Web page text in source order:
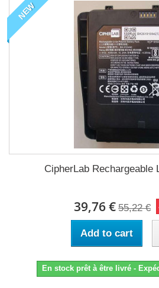
NEW
CipherLab Rechargeable
39,76 € 55,22 €
Add to cart
En stock prêt à être livré -